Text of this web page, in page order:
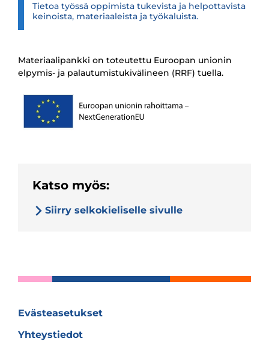
Tietoa työssä oppimista tukevista ja helpottavista
keinoista, materiaaleista ja työkaluista.
Materiaalipankki on toteutettu Euroopan unionin
elpymis- ja palautumistukivälineen (RRF) tuella.
Katso myös:
Siirry selkokieliselle sivulle
Evästeasetukset
Yhteystiedot